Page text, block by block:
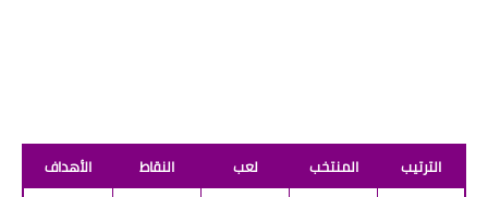
الترتيب المنتخب لعب النقاط الأهداف